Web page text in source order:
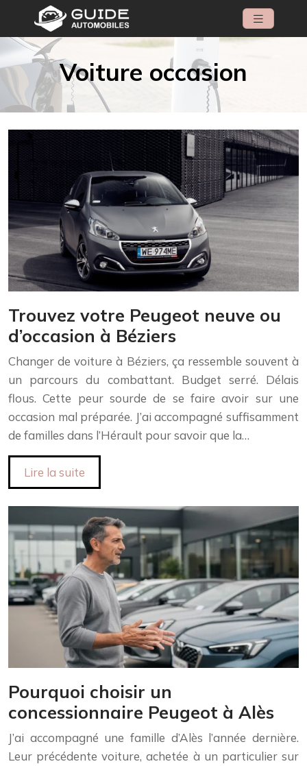
Voiture occasion
Trouvez votre Peugeot neuve ou
d’occasion à Béziers
Changer de voiture à Béziers, ça ressemble souvent à
un parcours du combattant. Budget serré. Délais
flous. Cette peur sourde de se faire avoir sur une
occasion mal préparée. J’ai accompagné suffisamment
de familles dans l’Hérault pour savoir que la…
Lire la suite
Pourquoi choisir un
concessionnaire Peugeot à Alès
J’ai accompagné une famille d’Alès l’année dernière.
Leur précédente voiture, achetée à un particulier sur